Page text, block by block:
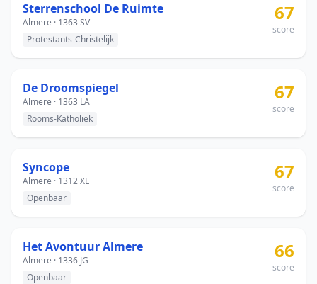
Sterrenschool De Ruimte
Almere · 1363 SV
Protestants-Christelijk
67
score
De Droomspiegel
Almere · 1363 LA
Rooms-Katholiek
67
score
Syncope
Almere · 1312 XE
Openbaar
67
score
Het Avontuur Almere
Almere · 1336 JG
Openbaar
66
score